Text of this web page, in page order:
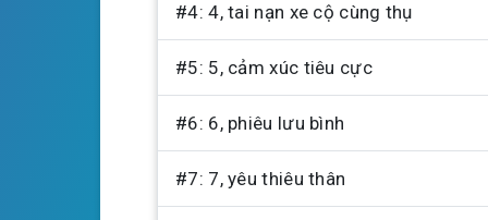
#4: 4, tai nạn xe cộ cùng thụ
#5: 5, cảm xúc tiêu cực
#6: 6, phiêu lưu bình
#7: 7, yêu thiêu thân